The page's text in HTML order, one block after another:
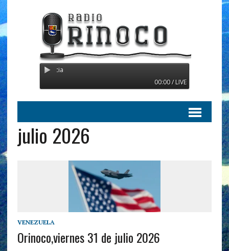
Radio Orinoco -
00:00 / LIVE
julio 2026
VENEZUELA
Orinoco,viernes 31 de julio 2026